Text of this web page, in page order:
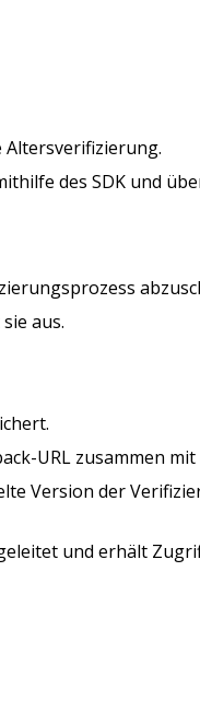
des SDK und
aus.
URL zusammen
Version der
und erhält